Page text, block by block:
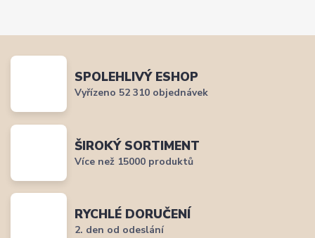
SPOLEHLIVÝ ESHOP
Vyřízeno 52 310 objednávek
ŠIROKÝ SORTIMENT
Více než 15000 produktů
RYCHLÉ DORUČENÍ
2. den od odeslání